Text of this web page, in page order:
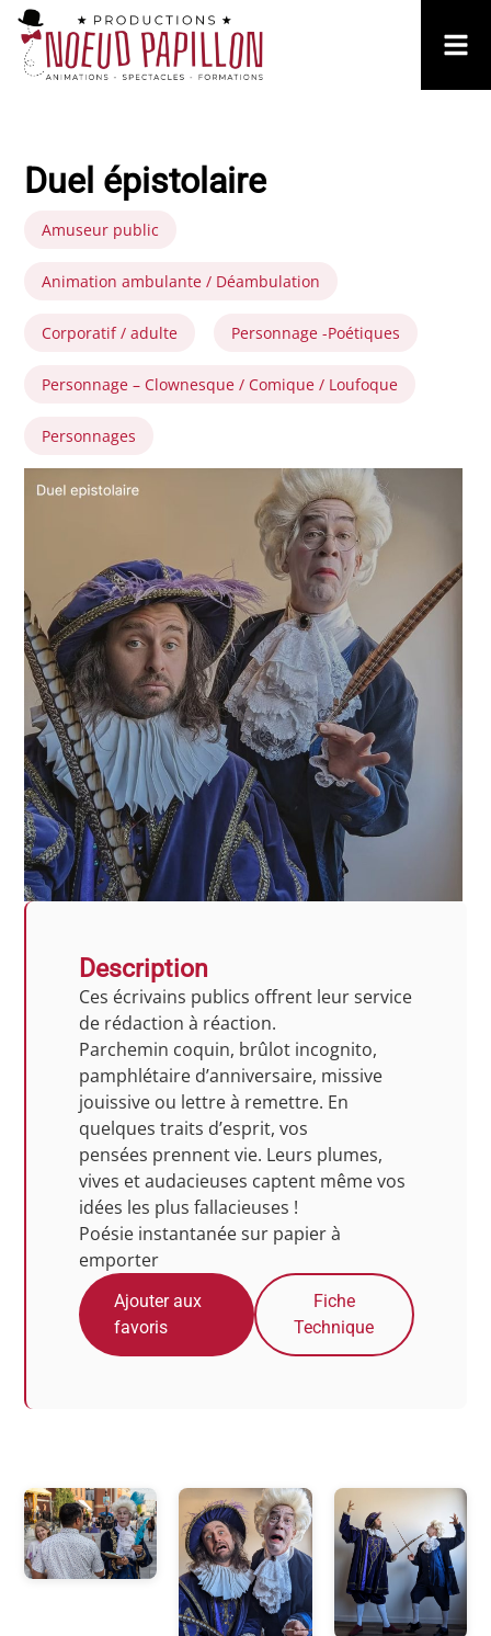
Duel épistolaire
Amuseur public
Animation ambulante / Déambulation
Corporatif / adulte Personnage -Poétiques
Personnage – Clownesque / Comique / Loufoque
Personnages
Description
Ces écrivains publics offrent leur service
de rédaction à réaction.
Parchemin coquin, brûlot incognito,
pamphlétaire d’anniversaire, missive
jouissive ou lettre à remettre. En
quelques traits d’esprit, vos
pensées prennent vie. Leurs plumes,
vives et audacieuses captent même vos
idées les plus fallacieuses !
Poésie instantanée sur papier à
emporter
Ajouter aux
favoris
Fiche
Technique